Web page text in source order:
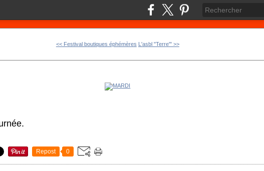
<< Festival boutiques éphémères L'asbl "Terre'" >>
Repost 0